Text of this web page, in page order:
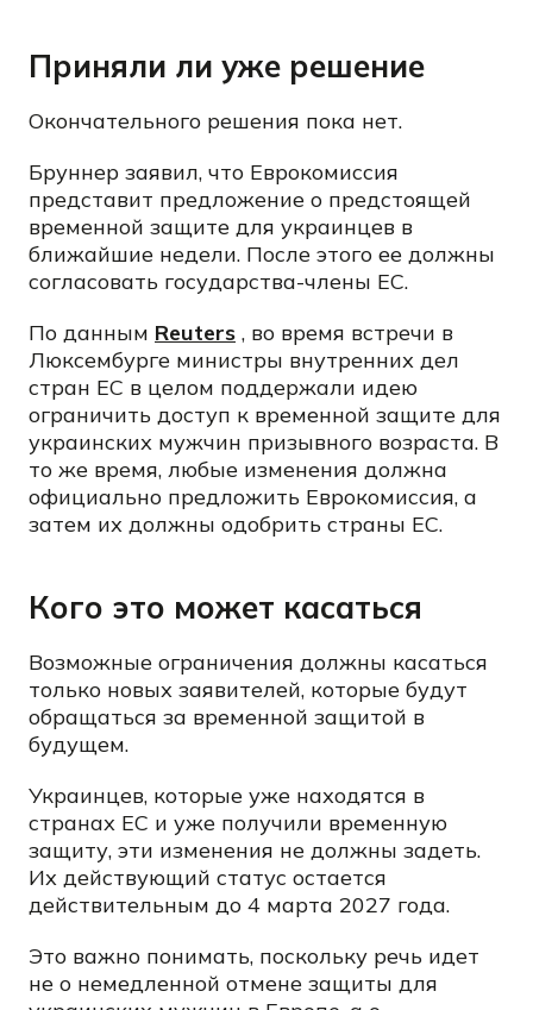
Приняли ли уже решение
Окончательного решения пока нет.
Бруннер заявил, что Еврокомиссия
представит предложение о предстоящей
временной защите для украинцев в
ближайшие недели. После этого ее должны
согласовать государства-члены ЕС.
По данным Reuters , во время встречи в
Люксембурге министры внутренних дел
стран ЕС в целом поддержали идею
ограничить доступ к временной защите для
украинских мужчин призывного возраста. В
то же время, любые изменения должна
официально предложить Еврокомиссия, а
затем их должны одобрить страны ЕС.
Кого это может касаться
Возможные ограничения должны касаться
только новых заявителей, которые будут
обращаться за временной защитой в
будущем.
Украинцев, которые уже находятся в
странах ЕС и уже получили временную
защиту, эти изменения не должны задеть.
Их действующий статус остается
действительным до 4 марта 2027 года.
Это важно понимать, поскольку речь идет
не о немедленной отмене защиты для